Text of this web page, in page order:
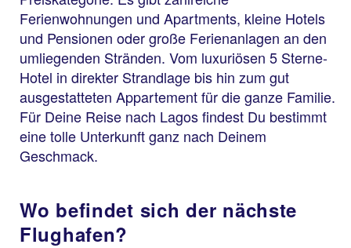
Ferienwohnungen und Apartments, kleine Hotels
und Pensionen oder große Ferienanlagen an den
umliegenden Stränden. Vom luxuriösen 5 Sterne-
Hotel in direkter Strandlage bis hin zum gut
ausgestatteten Appartement für die ganze Familie.
Für Deine Reise nach Lagos findest Du bestimmt
eine tolle Unterkunft ganz nach Deinem
Geschmack.
Wo befindet sich der nächste
Flughafen?